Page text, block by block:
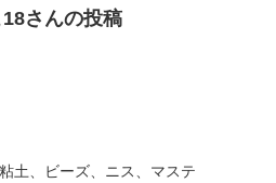
18さんの投稿
土、ビーズ、ニス、マステ